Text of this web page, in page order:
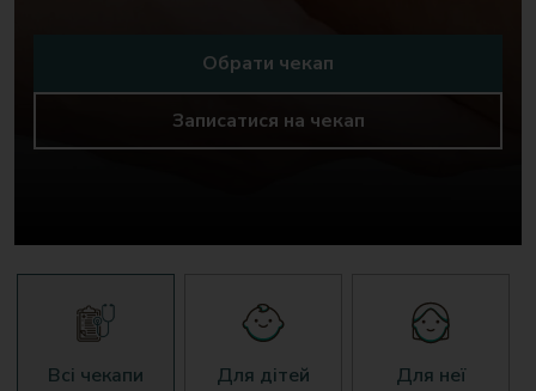
Обрати чекап
Записатися на чекап
Всі чекапи Для дітей Для неї